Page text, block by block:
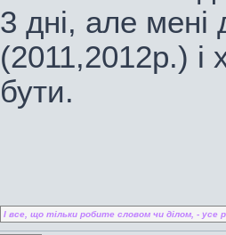
3 дні, але
(2011,2012р.) і
бути.
І все, що тільки робите словом чи ділом, - усе